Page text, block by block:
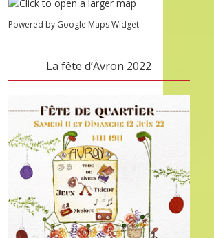
Powered by Google Maps Widget
La fête d’Avron 2022